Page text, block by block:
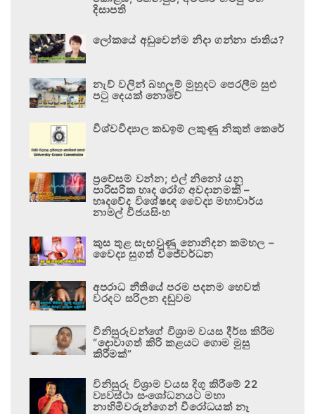
දිසාපති
ලෝකයේ අඩුවෙන්ම නිදා ගන්නා ජාතිය?
නැව් වලින් බහලුම් මුහුදට පෙරලීම සුළු
පටු දෙයක් නොවේ
විශ්වවිද්‍යාල කඩඉම් ලකුණු නිකුත් කෙරේ
ප්‍රවේසම් වන්න; එල් නිනෝ යනු
පාරිසරික හෘද රෝග අවදානමකි –
හෘදවේද විශේෂඥ වෛද්‍ය මහාචාර්ය
නාමල් විජයසිංහ
කුස තුළ සැඟවුණු නොනිදන කම්හල –
වෛද්‍ය සුගත් විජේවර්ධන
අපරාධ නීතියේ පරම පදනම හෙවත්
වරදට සරිලන දඬුවම
විනිසුරුවන්ගේ විශ්‍රාම වයස දීර්ඝ කිරීම
“දොවාගත් කිරි කළයට ගොම මුසු
කිරීමක්”
විනිසුරු විශ්‍රාම වයස දිගු කිරීමේ 22
ව්‍යවස්ථා සංශෝධනයට මහා
නාහිමිවරුන්ගෙන් විරෝධයක් නෑ